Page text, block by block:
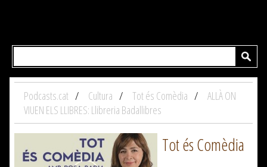
Podcasts.cat Cultura Tot és Comèdia
ALLÀ ON
VIUEN ELS LLIBRES: Llibreria Badallibres
Tot és Comèdia